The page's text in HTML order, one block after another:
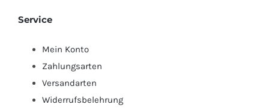
Service
Mein Konto
Zahlungsarten
Versandarten
Widerrufsbelehrung